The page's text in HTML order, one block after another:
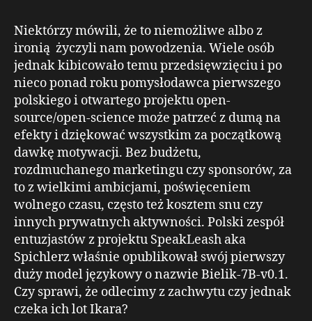
Niektórzy mówili, że to niemożliwe albo z
ironią życzyli nam powodzenia. Wiele osób
jednak kibicowało temu przedsięwzięciu i po
nieco ponad roku pomysłodawca pierwszego
polskiego i otwartego projektu open-
source/open-science może patrzeć z dumą na
efekty i dziękować wszystkim za początkową
dawkę motywacji. Bez budżetu,
rozdmuchanego marketingu czy sponsorów, za
to z wielkimi ambicjami, poświęceniem
wolnego czasu, często też kosztem snu czy
innych prywatnych aktywności. Polski zespół
entuzjastów z projektu SpeakLeash aka
Spichlerz właśnie opublikował swój pierwszy
duży model językowy o nazwie Bielik-7B-v0.1.
Czy sprawi, że odlecimy z zachwytu czy jednak
czeka ich lot Ikara?